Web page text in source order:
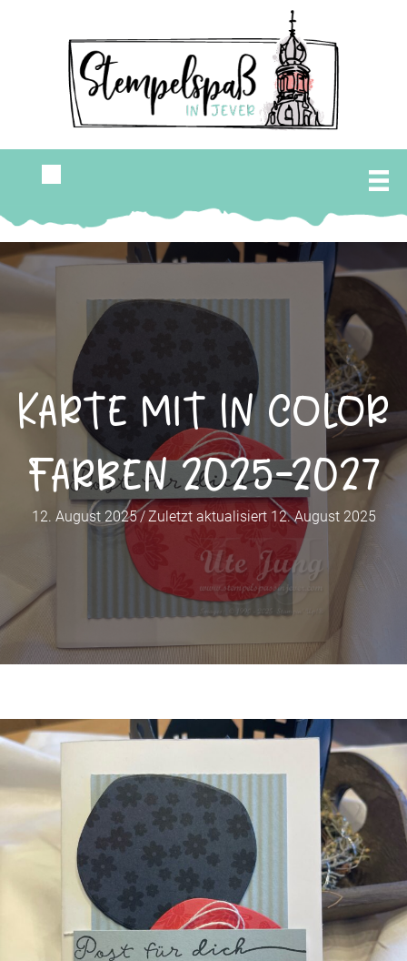
Karte mit In Color
Farben 2025-2027
12. August 2025/ Zuletzt aktualisiert 12. August 2025